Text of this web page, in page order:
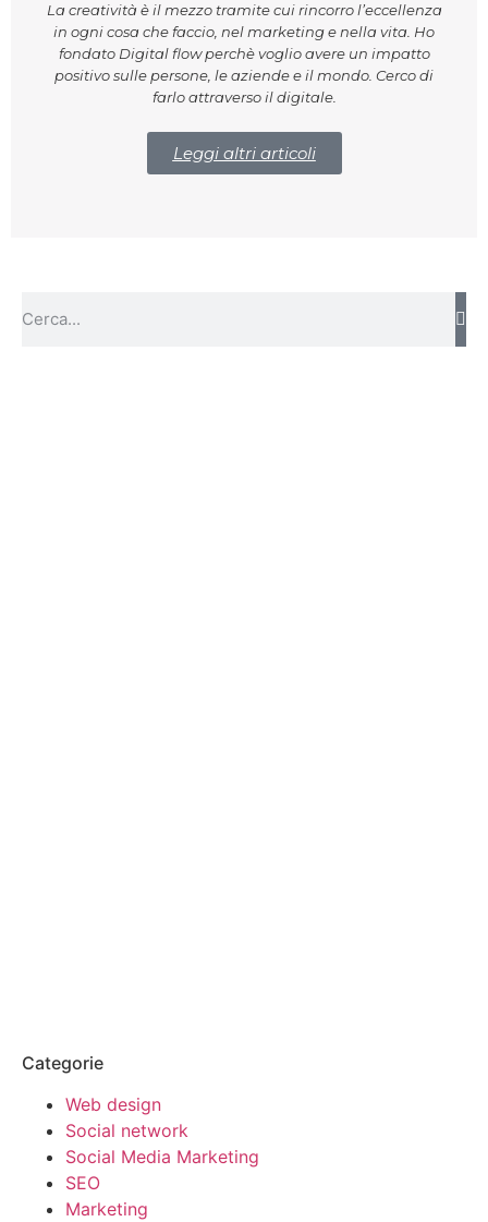
La creatività è il mezzo tramite cui rincorro l’eccellenza
in ogni cosa che faccio, nel marketing e nella vita. Ho
fondato Digital flow perchè voglio avere un impatto
positivo sulle persone, le aziende e il mondo. Cerco di
farlo attraverso il digitale.
Leggi altri articoli
Categorie
Web design
Social network
Social Media Marketing
SEO
Marketing